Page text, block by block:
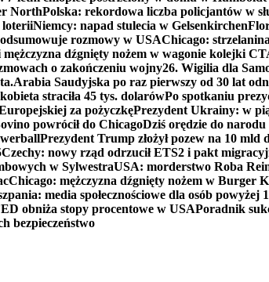
NorthPolska: rekordowa liczba policjantów w
loteriiNiemcy: napad stulecia w Gelsenkirchen
rozmowy w USAChicago:
dźgnięty nożem w wagonie kolejki
o zakończeniu wojny26. Wigilia dla
Arabia Saudyjska po raz pierwszy od 30 lat
straciła 45 tys. dolarówPo spotkaniu
za pożyczkęPrezydent Ukrainy: w
powrócił do ChicagoDziś orędzie do
Prezydent Trump złożył pozew na 10
Czechy: nowy rząd odrzucił ETS2 i pakt
w SylwestraUSA: morderstwo Roba
Chicago: mężczyzna dźgnięty nożem w Burger
media społecznościowe dla osób powyżej
obniża stopy procentowe w USAPoradnik
bezpieczeństwo